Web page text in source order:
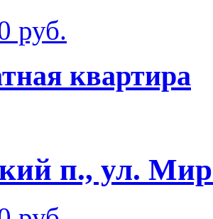
руб.
квартира
п., ул.